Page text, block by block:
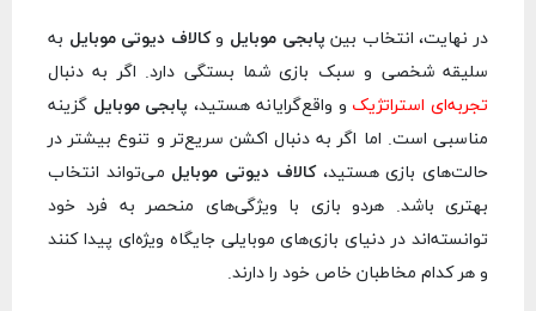
در نهایت، انتخاب بین پابجی موبایل وکالاف دیوتی موبایل به
سلیقه شخصی و سبک بازی شما بستگی دارد. اگر به دنبال
تجربه‌ای استراتژیک و واقع‌گرایانه هستید، پابجی موبایل گزینه
مناسبی است. اما اگر به دنبال اکشن سریع‌تر و تنوع بیشتر در
حالت‌های بازی هستید،کالاف دیوتی موبایل می‌تواند انتخاب
بهتری باشد. هردو بازی با ویژگی‌های منحصر به فرد خود
توانسته‌اند در دنیای بازی‌های موبایلی جایگاه ویژه‌ای پیدا کنند
و هر کدام مخاطبان خاص خود را دارند.